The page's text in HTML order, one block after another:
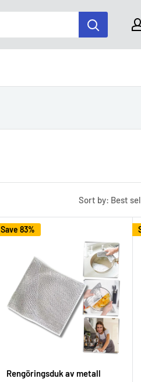
Sort by: Best
Save 83%
Rengöringsduk av metall